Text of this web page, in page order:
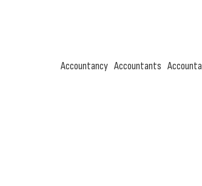
Accountancy Accountants